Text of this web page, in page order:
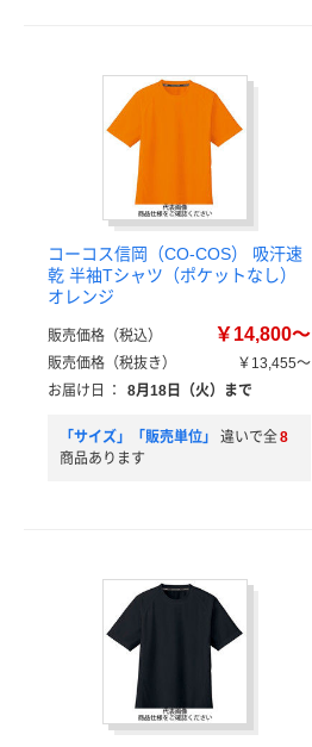
コーコス信岡（CO-COS） 吸汗速
乾 半袖Tシャツ（ポケットなし）
オレンジ
販売価格（税込） ￥14,800～
販売価格（税抜き）
￥13,455～
お届け日
： 8月18日（火）まで
「サイズ」「販売単位」 違いで全8
商品あります